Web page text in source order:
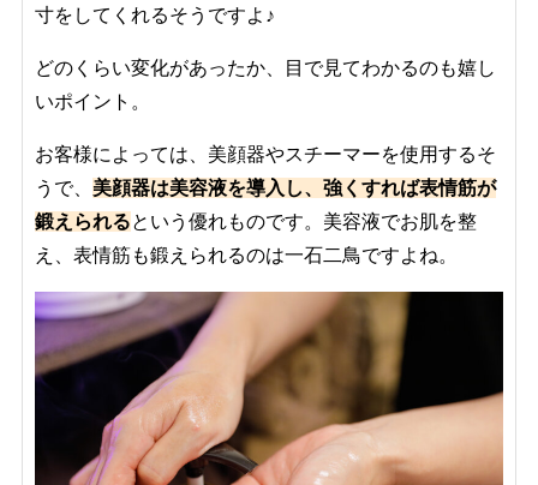
寸をしてくれるそうですよ♪
どのくらい変化があったか、目で見てわかるのも嬉し
いポイント。
お客様によっては、美顔器やスチーマーを使用するそ
うで、 美顔器は美容液を導入し、強くすれば表情筋が
鍛えられるという優れものです。美容液でお肌を整
え、表情筋も鍛えられるのは一石二鳥ですよね。